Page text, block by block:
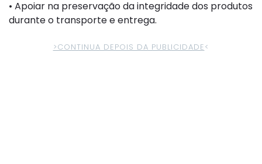
• Apoiar na preservação da integridade dos produtos
durante o transporte e entrega.
>CONTINUA DEPOIS DA PUBLICIDADE<